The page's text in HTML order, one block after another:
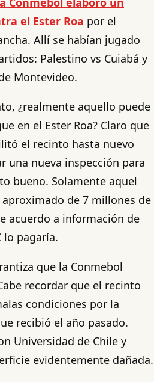
el Ester Roa por el
Allí se habían jugado
Palestino vs Cuiabá y
Montevideo.
¿realmente aquello puede
en el Ester Roa? Claro que
el recinto hasta nuevo
una nueva inspección para
bueno. Solamente aquel
de 7 millones de
acuerdo a información de
lo pagaría.
que la Conmebol
recordar que el recinto
condiciones por la
recibió el año pasado.
Universidad de Chile y
evidentemente dañada.